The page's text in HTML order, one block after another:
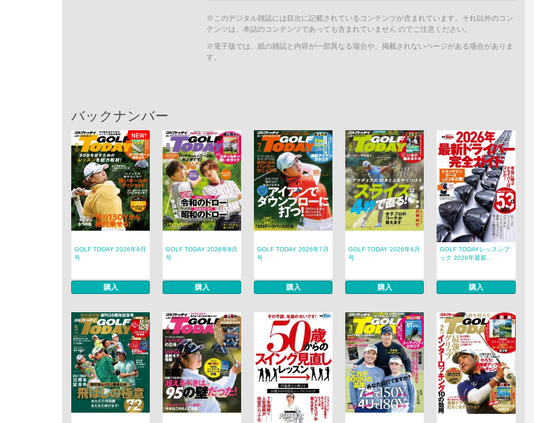
※このデジタル雑誌には目次に記載されているコンテンツが含まれています。それ以外のコン
テンツは、本誌のコンテンツであっても含まれていません のでご注意ください。
※電子版では、紙の雑誌と内容が一部異なる場合や、掲載されないページがある場合がありま
す。
バックナンバー
NEW!
GOLF TODAY 2026年9月
号
購入
GOLF TODAY 2026年8月
号
購入
GOLF TODAY 2026年7月
号
購入
GOLF TODAY 2026年6月
号
購入
GOLF TODAYレッスンブ
ック 2026年最新...
購入